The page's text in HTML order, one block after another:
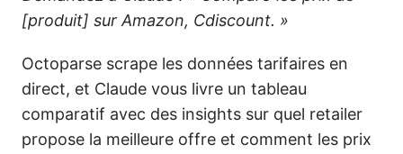
[produit] sur Amazon, Cdiscount. »
Octoparse scrape les données tarifaires en
direct, et Claude vous livre un tableau
comparatif avec des insights sur quel retailer
propose la meilleure offre et comment les prix